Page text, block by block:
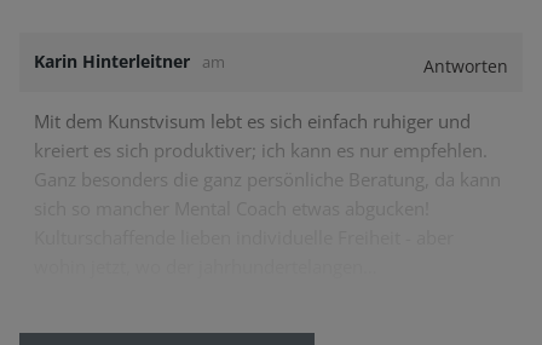
Karin Hinterleitner am Antworten
Mit dem Kunstvisum lebt es sich einfach ruhiger und
kreiert es sich produktiver; ich kann es nur empfehlen.
Ganz besonders die ganz persönliche Beratung, da kann